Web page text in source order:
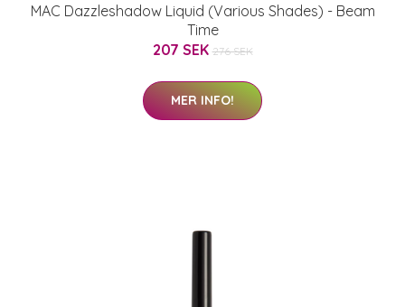
MAC Dazzleshadow Liquid (Various Shades) - Beam
Time
207 SEK 276 SEK
MER INFO!